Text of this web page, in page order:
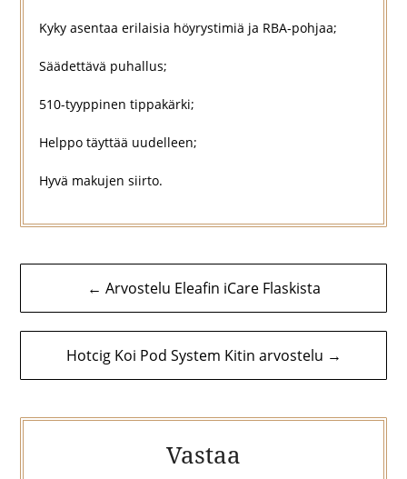
Kyky asentaa erilaisia höyrystimiä ja RBA-pohjaa;
Säädettävä puhallus;
510-tyyppinen tippakärki;
Helppo täyttää uudelleen;
Hyvä makujen siirto.
Artikkelien
selaus
← Arvostelu Eleafin iCare Flaskista
Hotcig Koi Pod System Kitin arvostelu →
Vastaa